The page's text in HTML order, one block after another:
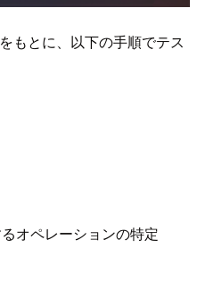
もとに、以下の手順でテス
オペレーションの特定